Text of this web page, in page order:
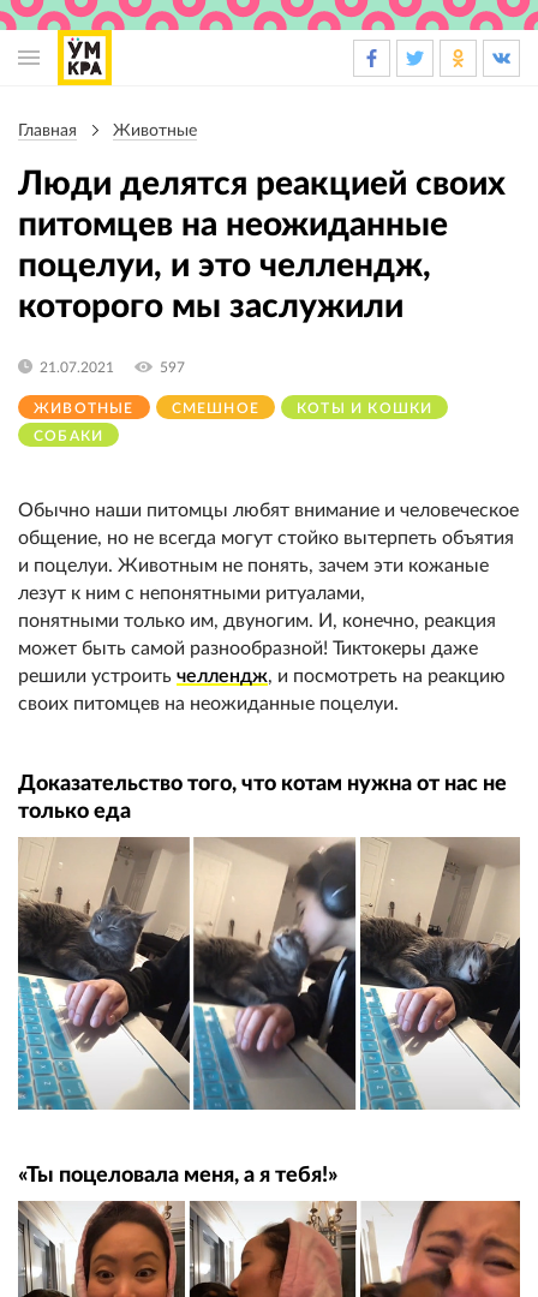
навигация
навигации
Главная Животные
Люди делятся реакцией своих
питомцев на неожиданные
поцелуи, и это челлендж,
которого мы заслужили
ЖИВОТНЫЕ СМЕШНОЕ
КОТЫ И КОШКИ
СОБАКИ
21.07.2021 597
Обычно наши питомцы любят внимание и человеческое
общение, но не всегда могут стойко вытерпеть объятия
и поцелуи. Животным не понять, зачем эти кожаные
лезут к ним с непонятными ритуалами,
понятными только им, двуногим. И, конечно, реакция
может быть самой разнообразной! Тиктокеры даже
решили устроить челлендж, и посмотреть на реакцию
своих питомцев на неожиданные поцелуи.
Доказательство того, что котам нужна от нас не
только еда
«Ты поцеловала меня, а я тебя!»